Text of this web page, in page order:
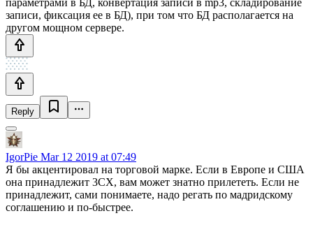
записи, фиксация ее в БД), при том что БД располагается на
другом мощном сервере.
Reply
IgorPie Mar 12 2019 at 07:49
Я бы акцентировал на торговой марке. Если в Европе и США
она принадлежит 3CX, вам может знатно прилететь. Если не
принадлежит, сами понимаете, надо регать по мадридскому
соглашению и по-быстрее.